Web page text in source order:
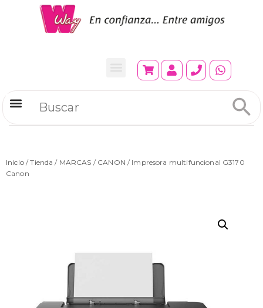
Inicio/Tienda / MARCAS / CANON / Impresora multifuncional G3170
Canon